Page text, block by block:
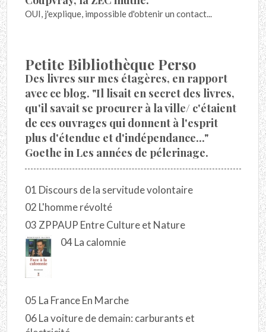
OUI, j'explique, impossible d'obtenir un contact...
Petite Bibliothèque Perso
Des livres sur mes étagères, en rapport
avec ce blog. "Il lisait en secret des livres,
qu'il savait se procurer à la ville/ c'étaient
de ces ouvrages qui donnent à l'esprit
plus d'étendue et d'indépendance..."
Goethe in Les années de pélerinage.
01 Discours de la servitude volontaire
02 L'homme révolté
03 ZPPAUP Entre Culture et Nature
04 La calomnie
05 La France En Marche
06 La voiture de demain: carburants et